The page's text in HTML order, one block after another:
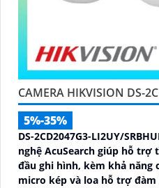
CAMERA HIKVISION DS-
5%-35%
DS-2CD2047G3-LI2UY/
nghệ AcuSearch giúp hỗ
đầu ghi hình, kèm khả năng
micro kép và loa hỗ trợ